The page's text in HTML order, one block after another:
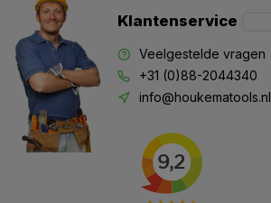
Klantenservice
Veelgestelde vragen
+31 (0)88-2044340
info@houkematools.nl